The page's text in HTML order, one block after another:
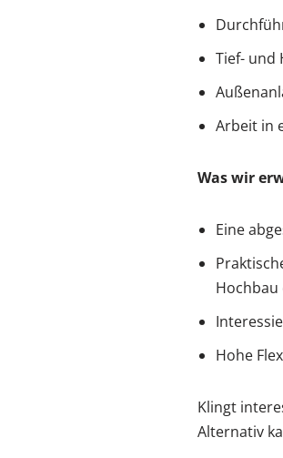
Tief- und
Arbeit in
Was wir
Eine
Hochbau
Hohe
Klingt
Alternativ